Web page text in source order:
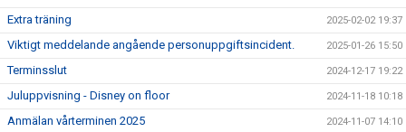
Extra träning 2025-02-02 19:37
Viktigt meddelande angående personuppgiftsincident. 2025-01-26 15:50
Terminsslut 2024-12-17 19:22
Juluppvisning - Disney on floor 2024-11-18 10:18
Anmälan vårterminen 2025 2024-11-07 14:10